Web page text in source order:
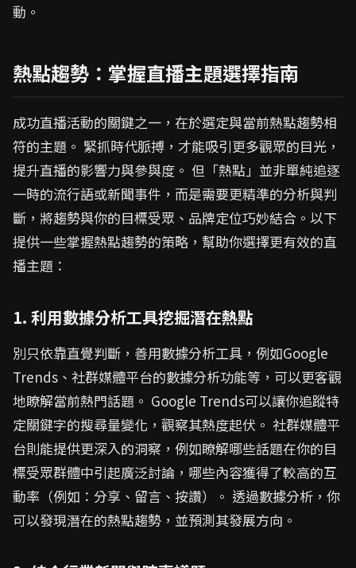
動。
熱點趨勢：掌握直播主題選擇指南
成功直播活動的關鍵之一，在於選定與當前熱點趨勢相
符的主題。 緊抓時代脈搏，才能吸引更多觀眾的目光，
提升直播的影響力與參與度。 但「熱點」並非單純追逐
一時的流行語或新聞事件，而是需要更精準的分析與判
斷，將趨勢與你的目標受眾、品牌定位巧妙結合。以下
提供一些掌握熱點趨勢的策略，幫助你選擇更有效的直
播主題：
1. 利用數據分析工具挖掘潛在熱點
別只依靠直覺判斷，善用數據分析工具，例如Google
Trends、社群媒體平台的數據分析功能等，可以更客觀
地瞭解當前熱門話題。 Google Trends可以讓你追蹤特
定關鍵字的搜尋量變化，觀察其熱度起伏。 社群媒體平
台則能提供更深入的洞察，例如瞭解哪些話題在你的目
標受眾群體中引起廣泛討論，哪些內容獲得了較高的互
動率（例如：分享、留言、按讚）。 透過數據分析，你
可以發現潛在的熱點趨勢，並預測其發展方向。